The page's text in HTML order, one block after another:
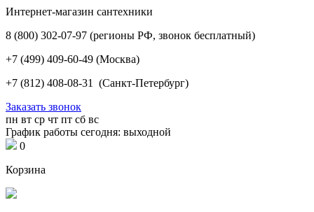
Интернет-магазин сантехники
8 (800) 302-07-97 (регионы РФ, звонок бесплатный)
+7 (499) 409-60-49 (Москва)
+7 (812) 408-08-31 (Санкт-Петербург)
Заказать звонок
пн вт ср чт пт сб вс
График работы сегодня: выходной
0
Корзина